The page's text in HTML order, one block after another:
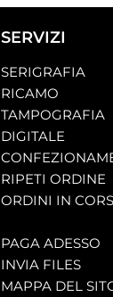
SERVIZI
SERIGRAFIA
RICAMO
TAMPOGRAFIA
DIGITALE
RIPETI ORDINE
ORDINI IN
PAGA ADESSO
INVIA FILES
MAPPA DEL